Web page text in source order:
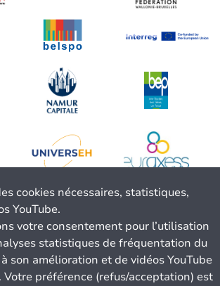
cookies nécessaires, statistiques,
YouTube.
votre consentement pour l’utilisation
statistiques de fréquentation du
son amélioration et de vidéos YouTube
Votre préférence (refus/acceptation) est